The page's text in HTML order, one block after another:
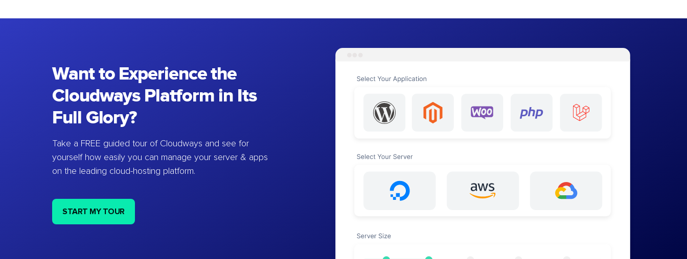
Want to Experience the
Cloudways Platform in Its
Full Glory?
Take a FREE guided tour of Cloudways and see for
yourself how easily you can manage your server & apps
on the leading cloud-hosting platform.
START MY TOUR